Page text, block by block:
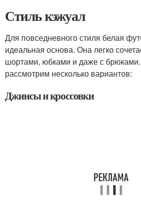
Стиль кэжуал
Для повседневного стиля белая
идеальная основа. Она легко
шортами, юбками и даже с
рассмотрим несколько вариантов:
Джинсы и кроссовки